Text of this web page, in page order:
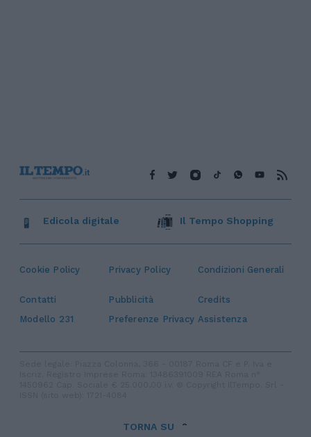
Cookie Policy Privacy Policy Condizioni Generali
Contatti Pubblicità
Credits
Modello 231
Preferenze Privacy Assistenza
Edicola digitale Il Tempo Shopping
TORNA SU